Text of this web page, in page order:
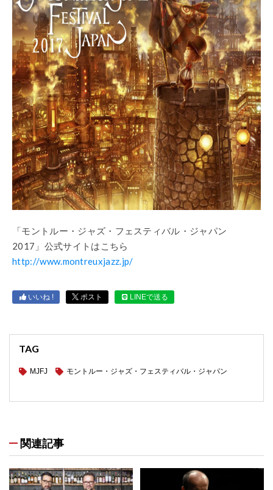
「モントルー・ジャズ・フェスティバル・ジャパン
2017」公式サイトはこちら
http://www.montreuxjazz.jp/
いいね ! ポスト LINEで送る
TAG
MJFJ モントルー・ジャズ・フェスティバル・ジャパン
関連記事